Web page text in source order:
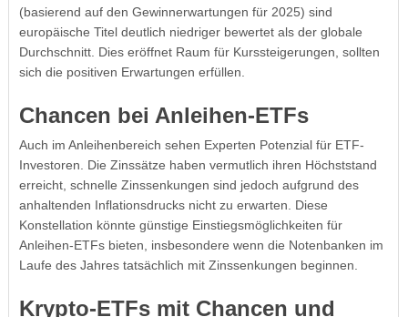
(basierend auf den Gewinnerwartungen für 2025) sind
europäische Titel deutlich niedriger bewertet als der globale
Durchschnitt. Dies eröffnet Raum für Kurssteigerungen, sollten
sich die positiven Erwartungen erfüllen.
Chancen bei Anleihen-ETFs
Auch im Anleihenbereich sehen Experten Potenzial für ETF-
Investoren. Die Zinssätze haben vermutlich ihren Höchststand
erreicht, schnelle Zinssenkungen sind jedoch aufgrund des
anhaltenden Inflationsdrucks nicht zu erwarten. Diese
Konstellation könnte günstige Einstiegsmöglichkeiten für
Anleihen-ETFs bieten, insbesondere wenn die Notenbanken im
Laufe des Jahres tatsächlich mit Zinssenkungen beginnen.
Krypto-ETFs mit Chancen und